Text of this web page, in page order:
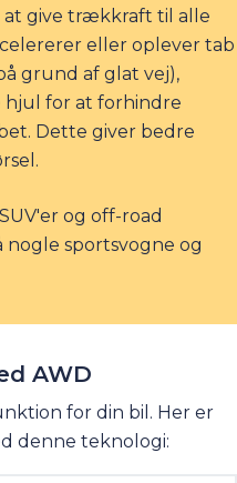
at give trækkraft til alle
eller oplever tab
grund af glat vej),
hjul for at forhindre
Dette giver bedre
og off-road
nogle sportsvogne og
AWD
for din bil. Her er
denne teknologi: